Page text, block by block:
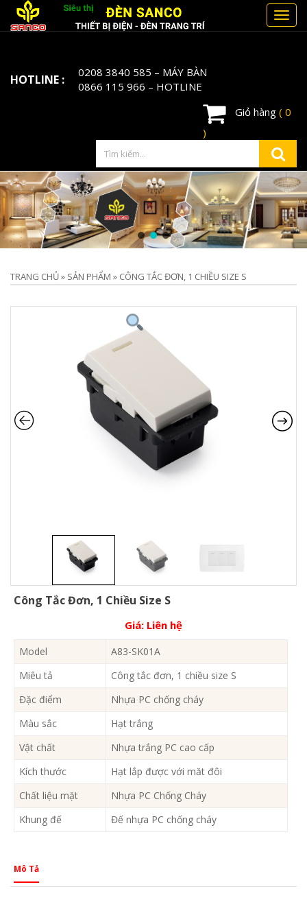
HOTLINE : 0208 3840 585 – MÁY BÀN
0866 115 966 – HOTLINE
Giỏ hàng ( 0
)
TRANG CHỦ» SẢN PHẨM » CÔNG TẮC ĐƠN, 1 CHIỀU SIZE S
Công Tắc Đơn, 1 Chiều Size S
Giá: Liên hệ
Model
A83-SK01A
Miêu tả
Công tắc đơn, 1 chiều size S
Đặc điểm
Nhựa PC chống cháy
Màu sắc
Hạt trắng
Vật chất
Nhựa trắng PC cao cấp
Kích thước
Hạt lắp được với măt đôi
Chất liệu mặt
Nhựa PC Chống Cháy
Khung đế
Đế nhựa PC chống cháy
Mô Tả